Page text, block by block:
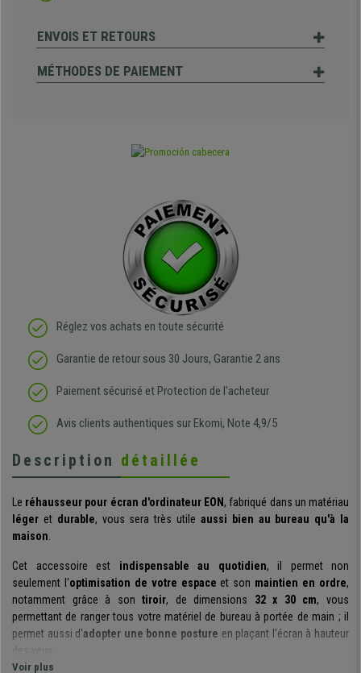
ENVOIS ET RETOURS
MÉTHODES DE PAIEMENT
Réglez vos achats en toute sécurité
Garantie de retour sous 30 Jours, Garantie 2 ans
Paiement sécurisé et Protection de l'acheteur
Avis clients authentiques sur Ekomi, Note 4,9/5
Description détaillée
Le réhausseur pour écran d'ordinateur EON, fabriqué dans un matériau
léger et durable, vous seratrès utile aussi bien au bureau qu'à la
maison.
Cet accessoire est indispensable au quotidien, il permet non
seulement l'optimisation de votre espace et son maintien en ordre,
notamment grâce à sontiroir, de dimensions 32 x 30 cm, vous
permettant de ranger tous votre matériel de bureau à portée de main ; il
permet aussi d'adopter une bonne posture en plaçant l'écran à hauteur
des yeux.
Voir plus